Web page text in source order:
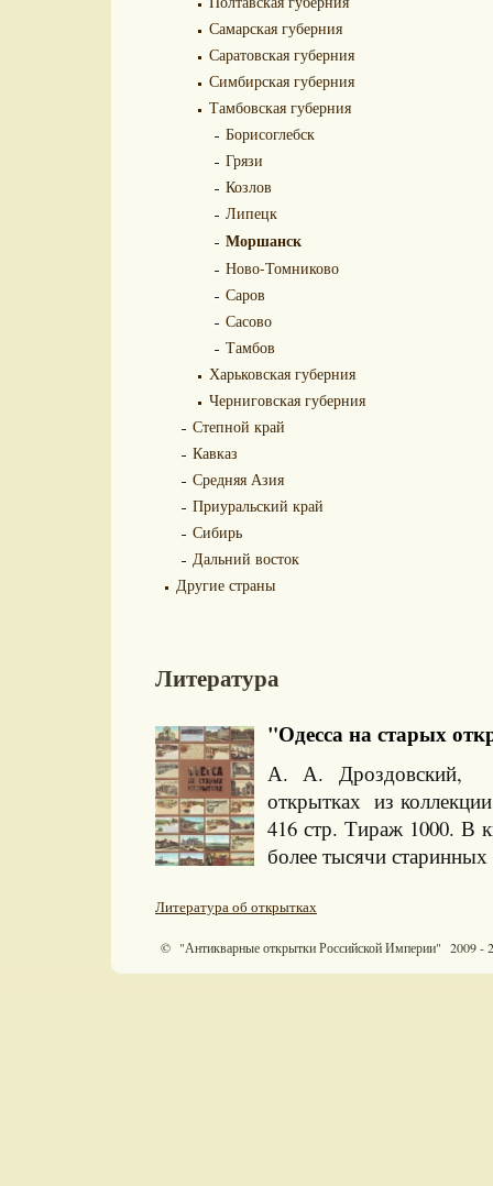
Самарская губерния
Саратовская губерния
Симбирская губерния
Тамбовская губерния
Борисоглебск
Грязи
Козлов
Липецк
Моршанск
Ново-Томниково
Саров
Сасово
Тамбов
Харьковская губерния
Черниговская губерния
Степной край
Кавказ
Средняя Азия
Приуральский край
Сибирь
Дальний восток
Другие страны
Литература
"Одесса на старых
А. А. Дроздовский,
открытках из
416 стр. Тираж 1000. В
более тысячи
Литература об открытках
© "Антикварные открытки Российской Империи" 2009 -